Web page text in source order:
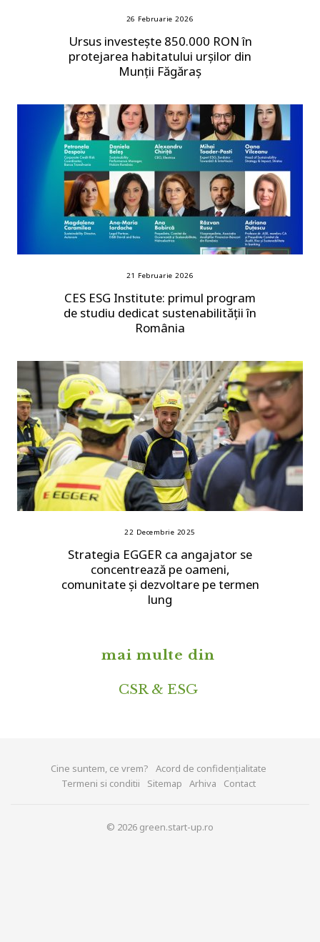
26 Februarie 2026
Ursus investește 850.000 RON în
protejarea habitatului urșilor din
Munții Făgăraș
21 Februarie 2026
CES ESG Institute: primul program
de studiu dedicat sustenabilității în
România
22 Decembrie 2025
Strategia EGGER ca angajator se
concentrează pe oameni,
comunitate și dezvoltare pe termen
lung
mai multe din
CSR & ESG
Cine suntem, ce vrem?
Acord de confidențialitate
Termeni si conditii
Sitemap Arhiva Contact
© 2026 green.start-up.ro